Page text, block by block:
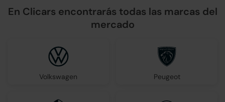
En Clicars encontrarás todas las marcas del
mercado
Volkswagen Peugeot